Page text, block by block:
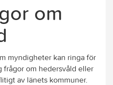
om
myndigheter kan ringa för
frågor om hedersvåld eller
av länets kommuner.